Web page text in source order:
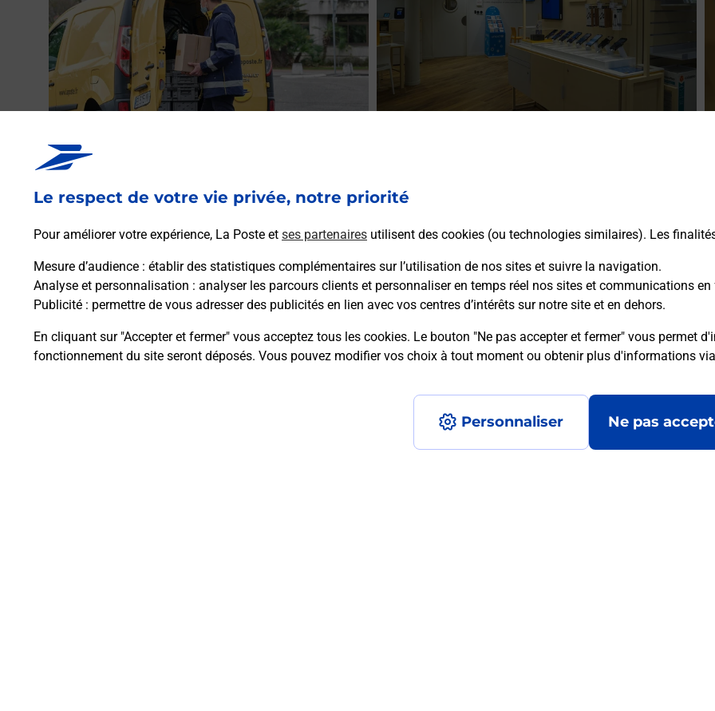
Le respect de votre vie privée, notre priorité
Pour améliorer votre expérience, La Poste et ses partenaires utilisent des cookies (ou technologies similaires). Les
Mesure d’audience : établir des statistiques complémentaires sur l’utilisation de nos sites et suivre la navigation.
Analyse et personnalisation : analyser les parcours clients et personnaliser en temps réel nos sites et communications
Publicité : permettre de vous adresser des publicités en lien avec vos centres d’intérêts sur notre site et en dehors.
En cliquant sur "Accepter et fermer" vous acceptez tous les cookies. Le bouton "Ne pas accepter et fermer" vous permet
fonctionnement du site seront déposés. Vous pouvez modifier vos choix à tout moment ou obtenir plus d'informations via
Personnaliser Ne pas
Envoyer un colis
WISSEMBOURG (67160) ? Découvrez toutes les
vous ? Découvrez notre offre de téléphones iPhone Apple
Questions fréquemment posées